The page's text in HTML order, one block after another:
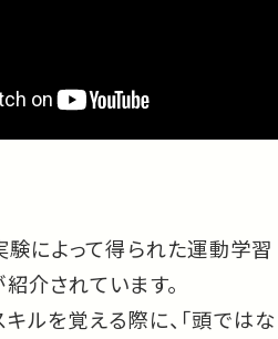
験によって得られた運動学習
介されています。
ルを覚える際に、「頭ではな